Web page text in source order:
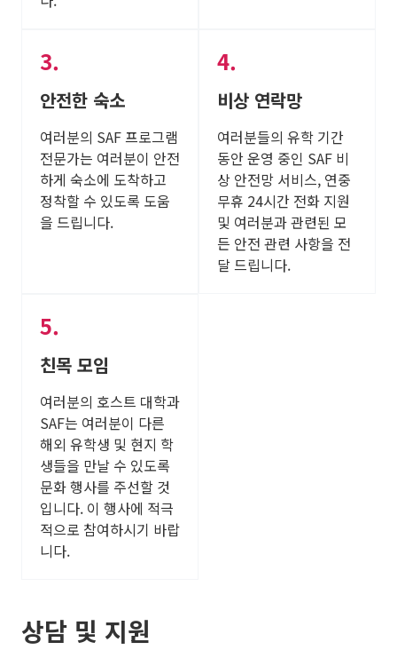
안전한 숙소
여러분의 SAF 프로그램
전문가는 여러분이 안전
하게 숙소에 도착하고
정착할 수 있도록 도움
을 드립니다.
비상 연락망
여러분들의 유학 기간
동안 운영 중인 SAF 비
상 안전망 서비스, 연중
무휴 24시간 전화 지원
및 여러분과 관련된 모
든 안전 관련 사항을 전
달 드립니다.
친목 모임
여러분의 호스트 대학과
SAF는 여러분이 다른
해외 유학생 및 현지 학
생들을 만날 수 있도록
문화 행사를 주선할 것
입니다. 이 행사에 적극
적으로 참여하시기 바랍
니다.
상담 및 지원